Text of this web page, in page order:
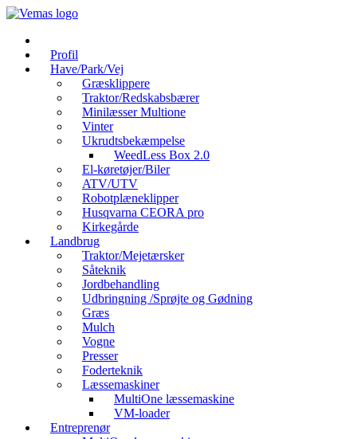
Videre
indhold
Profil
Have/Park/Vej
Græsklippere
Traktor/Redskabsbærer
Minilæsser Multione
Vinter
Ukrudtsbekæmpelse
WeedLess Box 2.0
El-køretøjer/Biler
ATV/UTV
Robotplæneklipper
Husqvarna CEORA pro
Kirkegårde
Landbrug
Traktor/Mejetærsker
Såteknik
Jordbehandling
Udbringning /Sprøjte og Gødning
Græs
Mulch
Vogne
Presser
Foderteknik
Læssemaskiner
MultiOne læssemaskine
VM-loader
Entreprenør